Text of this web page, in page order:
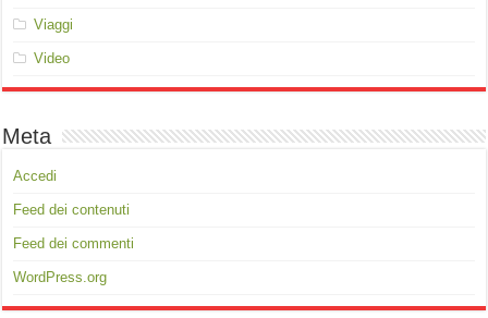
Viaggi
Video
Meta
Accedi
Feed dei contenuti
Feed dei commenti
WordPress.org